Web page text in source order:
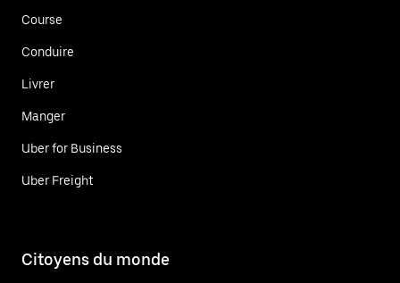
Course
Conduire
Livrer
Manger
Uber for Business
Uber Freight
Citoyens du monde